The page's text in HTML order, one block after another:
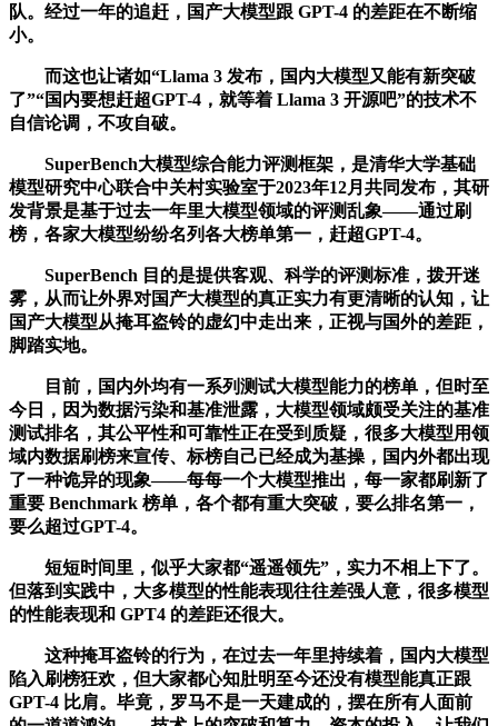
队。经过一年的追赶，国产大模型跟 GPT-4 的差距在不断缩
小。
而这也让诸如“Llama 3 发布，国内大模型又能有新突破
了”“国内要想赶超GPT-4，就等着 Llama 3 开源吧”的技术不
自信论调，不攻自破。
SuperBench大模型综合能力评测框架，是清华大学基础
模型研究中心联合中关村实验室于2023年12月共同发布，其研
发背景是基于过去一年里大模型领域的评测乱象——通过刷
榜，各家大模型纷纷名列各大榜单第一，赶超GPT-4。
SuperBench 目的是提供客观、科学的评测标准，拨开迷
雾，从而让外界对国产大模型的真正实力有更清晰的认知，让
国产大模型从掩耳盗铃的虚幻中走出来，正视与国外的差距，
脚踏实地。
目前，国内外均有一系列测试大模型能力的榜单，但时至
今日，因为数据污染和基准泄露，大模型领域颇受关注的基准
测试排名，其公平性和可靠性正在受到质疑，很多大模型用领
域内数据刷榜来宣传、标榜自己已经成为基操，国内外都出现
了一种诡异的现象——每每一个大模型推出，每一家都刷新了
重要 Benchmark 榜单，各个都有重大突破，要么排名第一，
要么超过GPT-4。
短短时间里，似乎大家都“遥遥领先”，实力不相上下了。
但落到实践中，大多模型的性能表现往往差强人意，很多模型
的性能表现和 GPT4 的差距还很大。
这种掩耳盗铃的行为，在过去一年里持续着，国内大模型
陷入刷榜狂欢，但大家都心知肚明至今还没有模型能真正跟
GPT-4 比肩。毕竟，罗马不是一天建成的，摆在所有人面前